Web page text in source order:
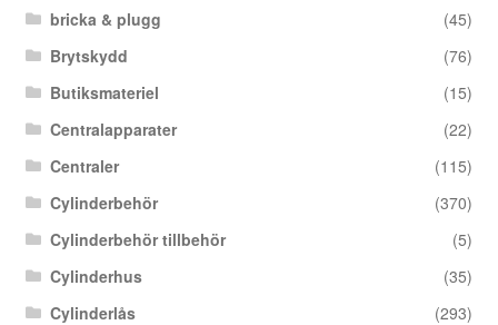
bricka & plugg
(45)
Brytskydd
(76)
Butiksmateriel
(15)
Centralapparater
(22)
Centraler
(115)
Cylinderbehör
(370)
Cylinderbehör tillbehör
(5)
Cylinderhus
(35)
Cylinderlås
(293)